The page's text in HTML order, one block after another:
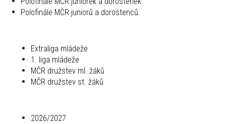
Polofinále MČR juniorů a dorostenců
Extraliga mládeže
1. liga mládeže
MČR družstev ml. žáků
MČR družstev st. žáků
2026/2027